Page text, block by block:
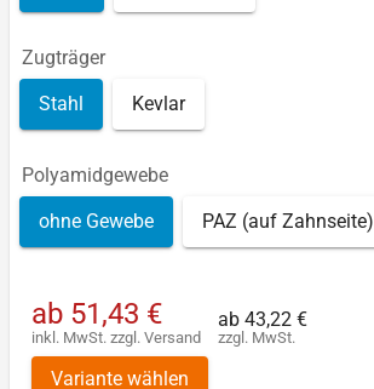
Zugträger
Stahl Kevlar
Polyamidgewebe
ohne Gewebe PAZ (auf Zahnseite)
ab 51,43 €
inkl. MwSt. zzgl. Versand
ab 43,22 €
zzgl. MwSt.
Variante wählen